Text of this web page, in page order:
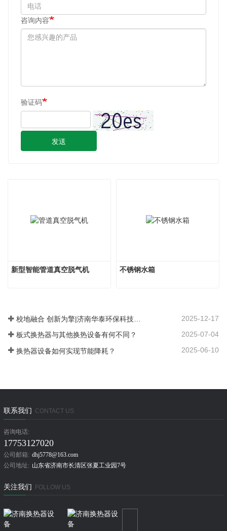
咨询内容
验证码
发送
新型智能管道真空脱气机 不锈钢水箱
2025-12-17
板式换热器与其他换热设备有何不同？ 2025-07-04
换热器设备如何实现节能降耗？ 2025-06-10
联系我们 CONTACT US
咨询电话:
17753127020
公司邮箱: dhj5778@163.com
公司地址: 山东省济南市长清区张夏工业园7号
关注我们 FOLLOW US